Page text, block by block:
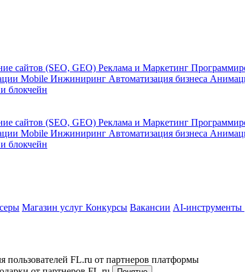
сайтов (SEO, GEO) Реклама и Маркетинг
Mobile Инжиниринг Автоматизация бизнеса
блокчейн
сайтов (SEO, GEO) Реклама и Маркетинг
Mobile Инжиниринг Автоматизация бизнеса
блокчейн
Магазин услуг Конкурсы Вакансии AI-инструменты
пользователей FL.ru от партнеров платформы